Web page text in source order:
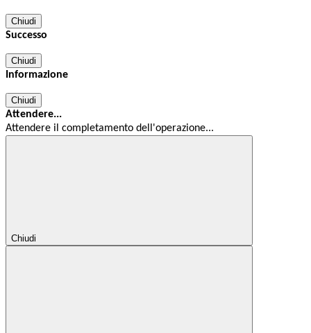
Chiudi
Successo
Chiudi
Informazione
Chiudi
Attendere...
Attendere il completamento dell'operazione...
Chiudi